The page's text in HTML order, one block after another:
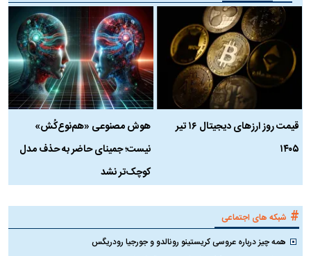
قیمت روز ارز‌های دیجیتال ۱۶ تیر
۱۴۰۵
هوش مصنوعی «هم‌نوع‌کُش»
نیست؛ جمینای حاضر به حذف مدل
کوچک‌تر نشد
# شبکه های اجتماعی
همه چیز درباره عروسی کریستینو رونالدو و جورجیا رودریگس